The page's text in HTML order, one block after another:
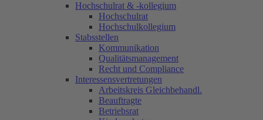
Hochschulrat & -kollegium
Hochschulrat
Hochschulkollegium
Stabsstellen
Kommunikation
Qualitätsmanagement
Recht und Compliance
Interessensvertretungen
Arbeitskreis Gleichbehandl.
Beauftragte
Betriebsrat